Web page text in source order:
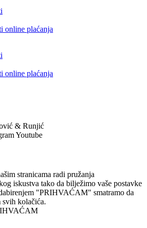
online plaćanja
online plaćanja
& Runjić
Youtube
stranicama radi pružanja
iskustva tako da bilježimo vaše postavke
"PRIHVAĆAM" smatramo da
svih kolačića.